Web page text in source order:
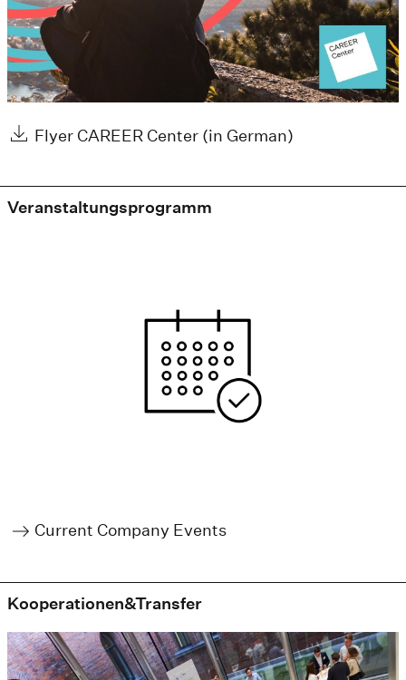
Flyer CAREER Center (in German)
Veranstaltungsprogramm
Current Company Events
Kooperationen&Transfer